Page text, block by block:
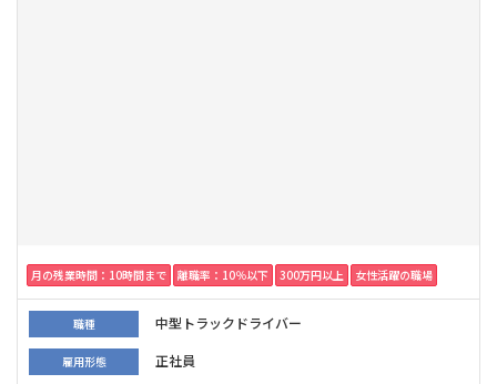
月の残業時間：10時間まで 離職率：10％以下 300万円以上 女性活躍の職場
職種 中型トラックドライバー
雇用形態 正社員